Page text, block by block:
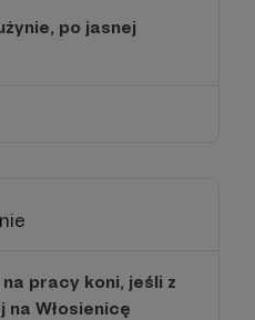
po jasnej
pracy koni, jeśli z
na Włosienicę